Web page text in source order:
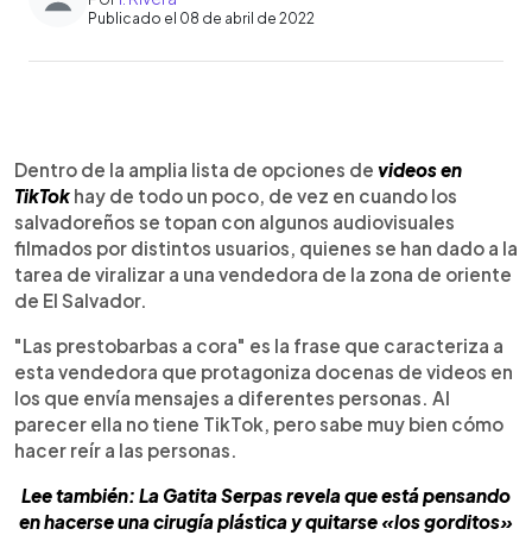
Publicado el 08 de abril de 2022
Escuchar artículo
Dentro de la amplia lista de opciones de videos en
TikTok hay de todo un poco, de vez en cuando los
salvadoreños se topan con algunos audiovisuales
filmados por distintos usuarios, quienes se han dado a la
tarea de viralizar a una vendedora de la zona de oriente
de El Salvador.
"Las prestobarbas a cora" es la frase que caracteriza a
esta vendedora que protagoniza docenas de videos en
los que envía mensajes a diferentes personas. Al
parecer ella no tiene TikTok, pero sabe muy bien cómo
hacer reír a las personas.
Lee también: La Gatita Serpas revela que está pensando
en hacerse una cirugía plástica y quitarse «los gorditos»